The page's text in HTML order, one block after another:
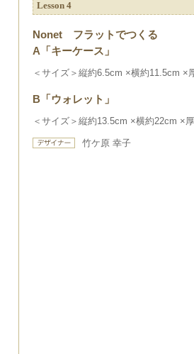
Lesson 4
Nonet フラットでつくる
A「キーケース」
＜サイズ＞縦約6.5cm ×横約11.5cm ×
B「ウォレット」
＜サイズ＞縦約13.5cm ×横約22cm ×
竹ケ原 幸子